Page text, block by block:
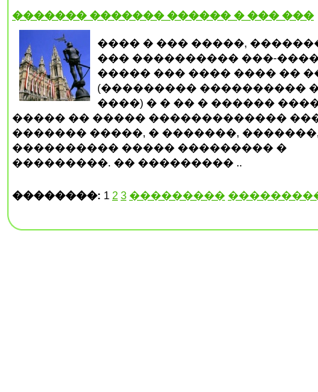
������� ������� ������ � ��� ���
���� � ��� �����,
��� ���������� ���-
����� ��� ���� ���� ��
(��������� ����������
����) � � �� � ������
����� �� ����� �������������
������� �����, � �������,
���������� ����� ��������� �
���������. �� ��������� ..
��������: 1 2 3 ���������